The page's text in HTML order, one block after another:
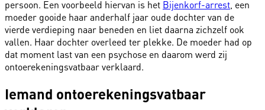
persoon. Een voorbeeld hiervan is het Bijenkorf-arrest, een
moeder gooide haar anderhalf jaar oude dochter van de
vierde verdieping naar beneden en liet daarna zichzelf ook
vallen. Haar dochter overleed ter plekke. De moeder had op
dat moment last van een psychose en daarom werd zij
ontoerekeningsvatbaar verklaard.
Iemand ontoerekeningsvatbaar